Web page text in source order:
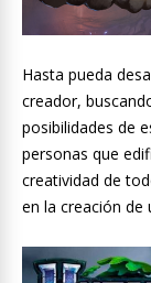
Hasta pueda
creador,
posibilidades de
personas que
creatividad de
en la creación de